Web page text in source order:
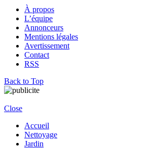
À propos
L’équipe
Annonceurs
Mentions légales
Avertissement
Contact
RSS
Back to Top
Close
Accueil
Nettoyage
Jardin